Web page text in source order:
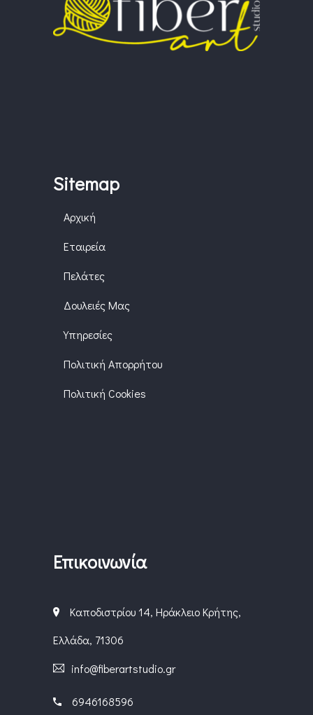
Sitemap
Αρχική
Εταιρεία
Πελάτες
Δουλειές Μας
Υπηρεσίες
Πολιτική Απορρήτου
Πολιτική Cookies
Επικοινωνία
Καποδιστρίου 14, Ηράκλειο Κρήτης,
Ελλάδα, 71306
info@fiberartstudio.gr
6946168596